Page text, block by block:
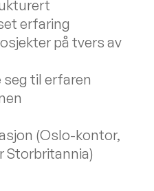
erfaring
på tvers av
til erfaren
(Oslo-kontor,
Storbritannia)